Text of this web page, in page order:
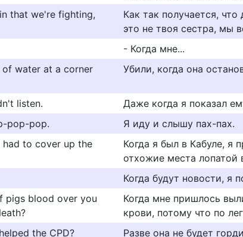
that we're fighting,
Как так получается,
это не твоя сестра, мы
- Когда мне...
water at a corner
Убили, когда она
listen.
Даже когда я показал
pop-pop.
Я иду и слышу пах-пах.
had to cover up the
Когда я был в Кабуле, я
отхожие места лопатой
Когда будут новости, я
pigs blood over you
Когда мне пришлось
крови, потому что по
the CPD?
Разве она не будет